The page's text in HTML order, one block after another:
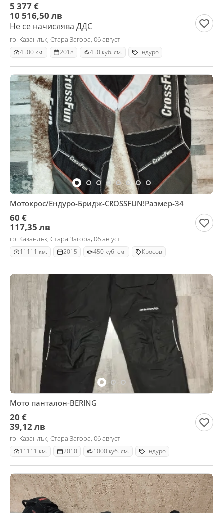
5 377 €
10 516,50 лв
Не се начислява ДДС
гр. Казанлък, Стара Загора, 06 август
4500 км. 2018 450 куб. см. Ендуро
Мотокрос/Ендуро-Бридж-CROSSFUN!Размер-34
60 €
117,35 лв
гр. Казанлък, Стара Загора, 06 август
11111 км. 2015 450 куб. см. Кросов
Мото панталон-BERING
20 €
39,12 лв
гр. Казанлък, Стара Загора, 06 август
11111 км. 2010 1000 куб. см. Ендуро